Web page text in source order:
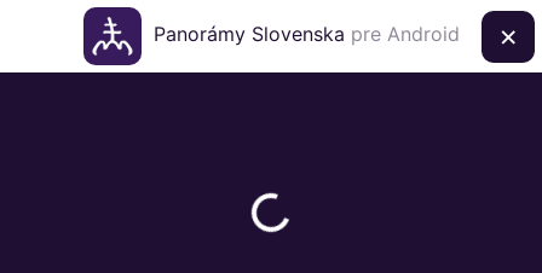
Panorámy Slovenska pre Android ×